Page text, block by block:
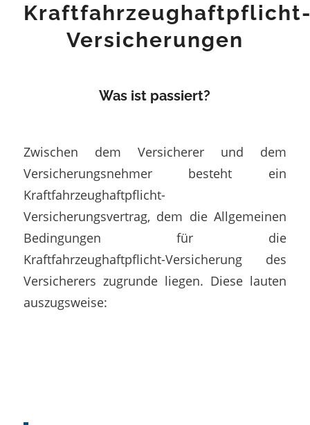
Versicherungen
Was ist passiert?
Zwischen dem Versicherer und dem
Versicherungsnehmer besteht ein
Kraftfahrzeughaftpflicht-
Versicherungsvertrag, dem die Allgemeinen
Bedingungen für die
Kraftfahrzeughaftpflicht-Versicherung des
Versicherers zugrunde liegen. Diese lauten
auszugsweise: